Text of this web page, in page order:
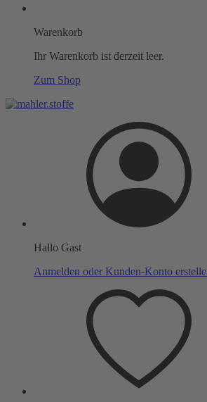
Warenkorb
Ihr Warenkorb ist derzeit leer.
Zum Shop
Hallo Gast
Anmelden oder Kunden-Konto